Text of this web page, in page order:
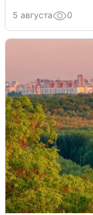
5 августа 0